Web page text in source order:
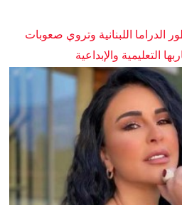
اللبنانية وتروي صعوبات
التعليمية والإبداعية